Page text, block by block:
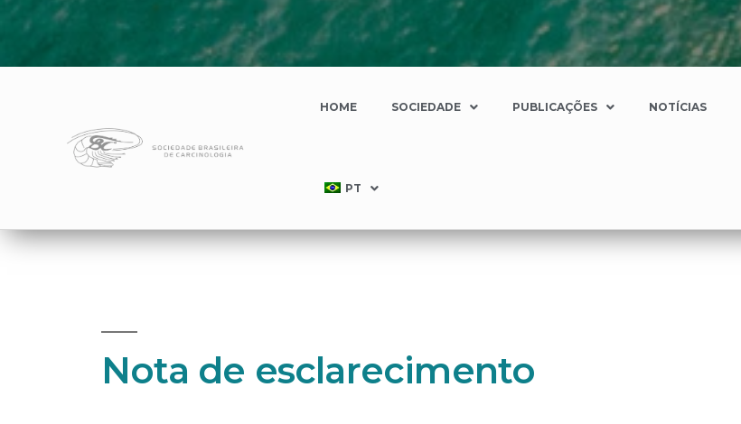
HOME SOCIEDADE PUBLICAÇÕES NOTÍCIAS
PT
Nota de esclarecimento